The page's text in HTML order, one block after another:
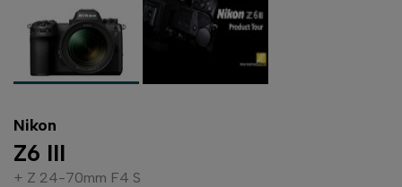
Nikon
Z6 III
+ Z 24-70mm F4 S